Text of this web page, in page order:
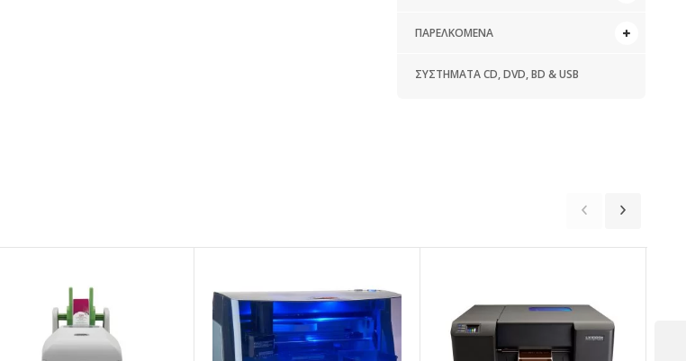
ΠΑΡΕΛΚΌΜΕΝΑ
ΣΥΣΤΉΜΑΤΑ CD, DVD, BD & USB